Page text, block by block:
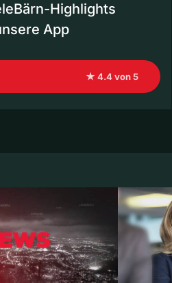
Highlights
App
★ 4.4 von 5